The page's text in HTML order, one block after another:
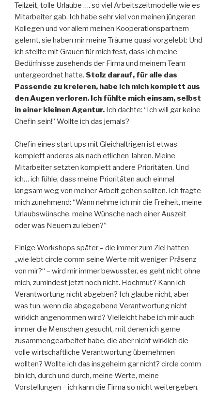
Teilzeit, tolle Urlaube …. so viel Arbeitszeitmodelle wie es
Mitarbeiter gab. Ich habe sehr viel von meinen jüngeren
Kollegen und vor allem meinen Kooperationspartnern
gelernt, sie haben mir meine Träume quasi vorgelebt: Und
ich stellte mit Grauen für mich fest, dass ich meine
Bedürfnisse zusehends der Firma und meinem Team
untergeordnet hatte. Stolz darauf, für alle das
Passende zu kreieren, habe ich mich komplett aus
den Augen verloren. Ich fühlte mich einsam, selbst
in einer kleinen Agentur. Ich dachte: “Ich will gar keine
Chefin sein!” Wollte ich das jemals?
Chefin eines start ups mit Gleichaltrigen ist etwas
komplett anderes als nach etlichen Jahren. Meine
Mitarbeiter setzten komplett andere Prioritäten. Und
ich… ich fühle, dass meine Prioritäten auch einmal
langsam weg von meiner Arbeit gehen sollten. Ich fragte
mich zunehmend: “Wann nehme ich mir die Freiheit, meine
Urlaubswünsche, meine Wünsche nach einer Auszeit
oder was Neuem zu leben?”
Einige Workshops später – die immer zum Ziel hatten
„wie lebt circle comm seine Werte mit weniger Präsenz
von mir?“ – wird mir immer bewusster, es geht nicht ohne
mich, zumindest jetzt noch nicht. Hochmut? Kann ich
Verantwortung nicht abgeben? Ich glaube nicht, aber
was tun, wenn die abgegebene Verantwortung nicht
wirklich angenommen wird? Vielleicht habe ich mir auch
immer die Menschen gesucht, mit denen ich gerne
zusammengearbeitet habe, die aber nicht wirklich die
volle wirtschaftliche Verantwortung übernehmen
wollten? Wollte ich das insgeheim gar nicht? circle comm
bin ich, durch und durch, meine Werte, meine
Vorstellungen – ich kann die Firma so nicht weitergeben.